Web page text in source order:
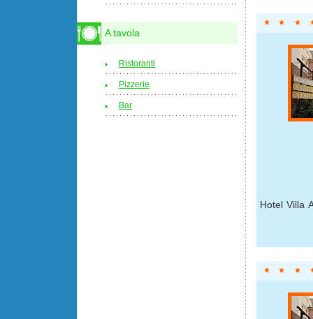
Hotel Villa
A tavola
Ristoranti
Pizzerie
Bar